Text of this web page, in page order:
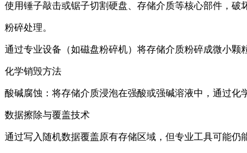
使用锤子敲击或锯子切割硬盘、存储介质等核心部件，破
‌粉碎处理‌。
通过专业设备（如磁盘粉碎机）将存储介质粉碎成微小颗
‌化学销毁方法‌
酸碱腐蚀‌：将存储介质浸泡在强酸或强碱溶液中，通过化
‌数据擦除与覆盖技术‌
通过写入随机数据覆盖原有存储区域，但专业工具可能仍